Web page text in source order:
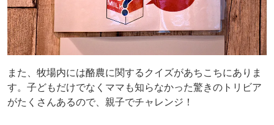
また、牧場内には酪農に関するクイズがあちこちにありま
す。子どもだけでなくママも知らなかった驚きのトリビア
がたくさんあるので、親子でチャレンジ！